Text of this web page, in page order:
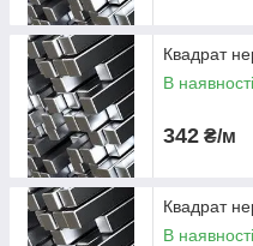
Квадрат
В наявності
342 ₴/м
Квадрат
В наявності